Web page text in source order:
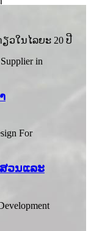
ໃນໄລຍະ 20 ປີ
ວນ​ແລະ​